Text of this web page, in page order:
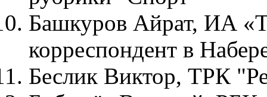
Башкуров Айрат, ИА
корреспондент в
Беслик Виктор, ТРК